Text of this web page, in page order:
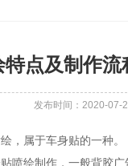
特点及制作
发布时间：2020-07-
，属于车身贴的一种。
喷绘制作，一般背胶